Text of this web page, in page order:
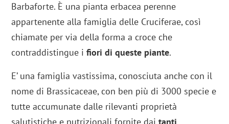
Barbaforte. È una pianta erbacea perenne
appartenente alla famiglia delle Cruciferae, così
chiamate per via della forma a croce che
contraddistingue ifiori di queste piante.
E’ una famiglia vastissima, conosciuta anche con il
nome di Brassicaceae, con ben più di 3000 specie e
tutte accumunate dalle rilevanti proprietà